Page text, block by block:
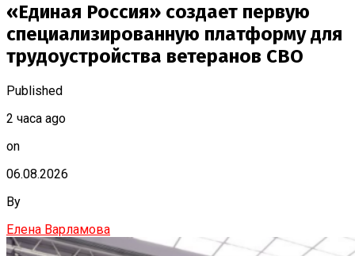
«Единая Россия» создает первую
специализированную платформу для
трудоустройства ветеранов СВО
Published
2 часа ago
on
06.08.2026
By
Елена Варламова